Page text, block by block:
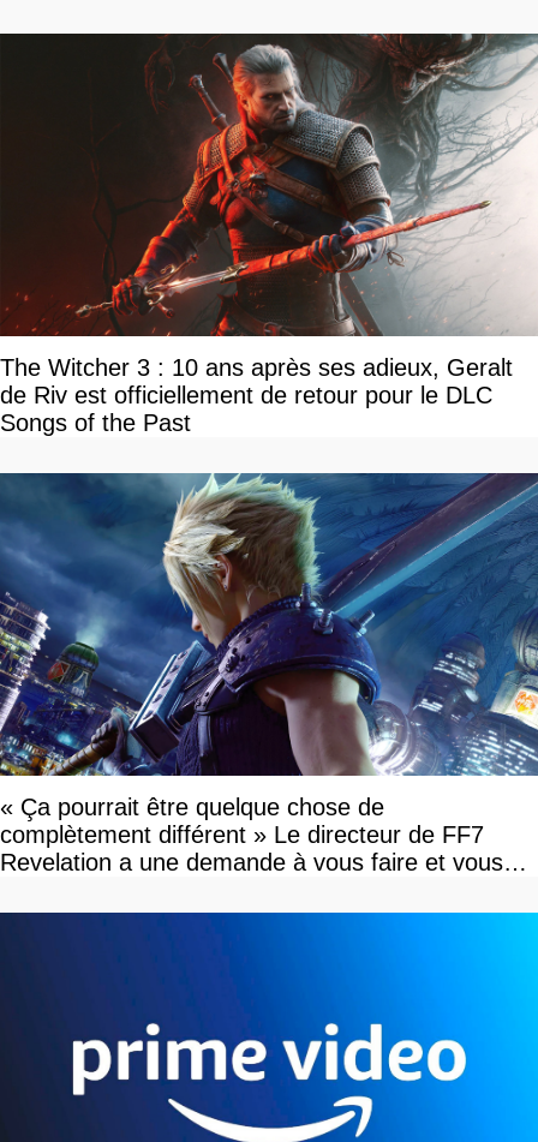
The Witcher 3 : 10 ans après ses adieux, Geralt
de Riv est officiellement de retour pour le DLC
Songs of the Past
« Ça pourrait être quelque chose de
complètement différent » Le directeur de FF7
Revelation a une demande à vous faire et vous